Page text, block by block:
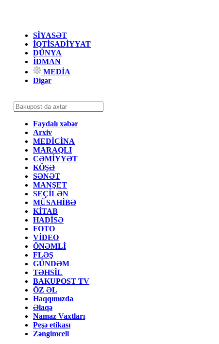
SİYASƏT
İQTİSADİYYAT
DÜNYA
İDMAN
MEDİA
Digər
Faydalı xəbər
Arxiv
MEDİCİNA
MARAQLI
CƏMİYYƏT
KÖŞƏ
SƏNƏT
MANŞET
SEÇİLƏN
MÜSAHİBƏ
KİTAB
HADİSƏ
FOTO
VİDEO
ÖNƏMLİ
FLƏŞ
GÜNDƏM
TƏHSİL
BAKUPOST TV
ÖZ ƏL
Haqqımızda
Əlaqə
Namaz Vaxtları
Peşə etikası
Zəngimcell